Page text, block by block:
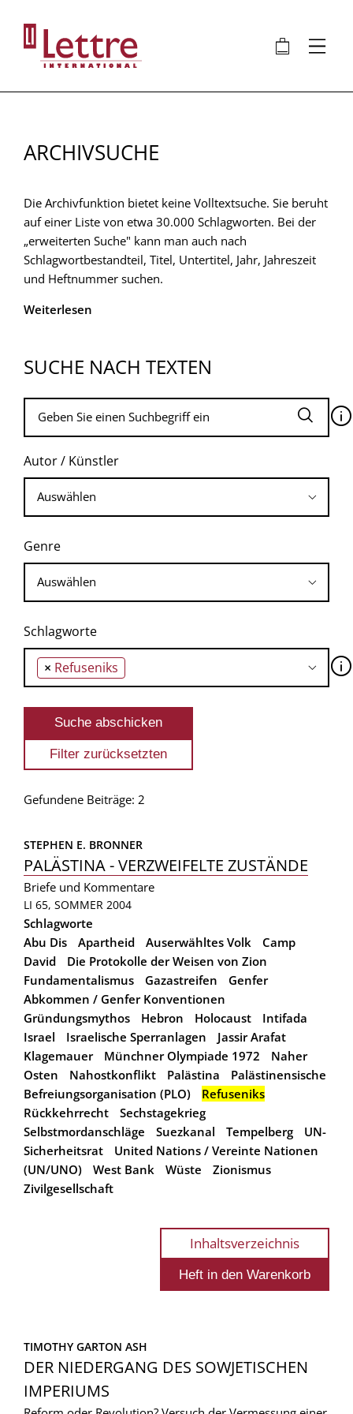
Inhalt
🛍 ⋮
ARCHIVSUCHE
Die Archivfunktion bietet keine Volltextsuche. Sie beruht
auf einer Liste von etwa 30.000 Schlagworten. Bei der
„erweiterten Suche" kann man auch nach
Schlagwortbestandteil, Titel, Untertitel, Jahr, Jahreszeit
und Heftnummer suchen.
Weiterlesen
SUCHE NACH TEXTEN
🛈
Autor / Künstler
Genre
Schlagworte
× Refuseniks 🛈
Gefundene Beiträge: 2
STEPHEN E. BRONNER
PALÄSTINA - VERZWEIFELTE ZUSTÄNDE
Briefe und Kommentare
LI 65, SOMMER 2004
Schlagworte
Abu Dis
Apartheid Auserwähltes Volk
Camp
David
Die Protokolle der Weisen von Zion
Fundamentalismus
Gazastreifen
Genfer
Abkommen / Genfer Konventionen
Gründungsmythos
Hebron Holocaust
Intifada
Israel
Israelische Sperranlagen
Jassir Arafat
Klagemauer
Münchner Olympiade 1972
Naher
Osten
Nahostkonflikt Palästina
Palästinensische
Befreiungsorganisation (PLO)
Refuseniks
Rückkehrrecht
Sechstagekrieg
Selbstmordanschläge
Suezkanal Tempelberg
UN-
Sicherheitsrat
United Nations / Vereinte Nationen
(UN/UNO)
West Bank Wüste
Zionismus
Zivilgesellschaft
Inhaltsverzeichnis
TIMOTHY GARTON ASH
DER NIEDERGANG DES SOWJETISCHEN
IMPERIUMS